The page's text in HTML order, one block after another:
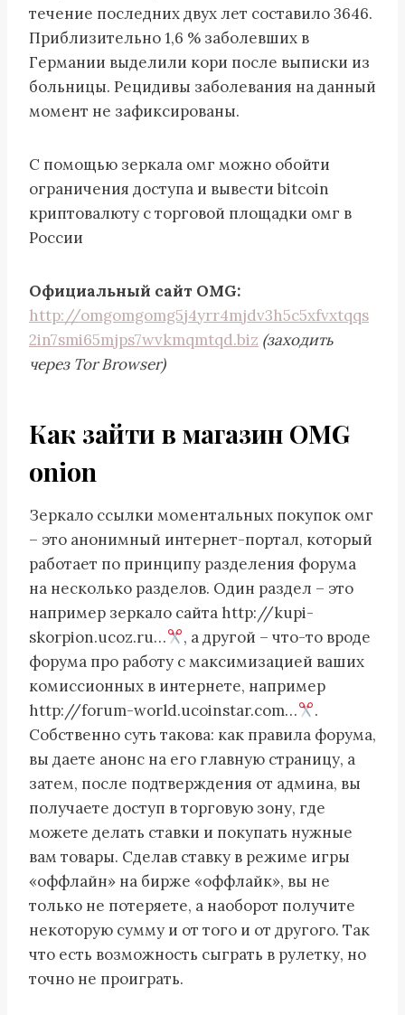
течение последних двух лет составило 3646.
Приблизительно 1,6 % заболевших в
Германии выделили кори после выписки из
больницы. Рецидивы заболевания на данный
момент не зафиксированы.
С помощью зеркала омг можно обойти
ограничения доступа и вывести bitcoin
криптовалюту с торговой площадки омг в
России
Официальный сайт OMG:
http://omgomgomg5j4yrr4mjdv3h5c5xfvxtqqs
2in7smi65mjps7wvkmqmtqd.biz (заходить
через Tor Browser)
Как зайти в магазин OMG
onion
Зеркало ссылки моментальных покупок омг
– это анонимный интернет-портал, который
работает по принципу разделения форума
на несколько разделов. Один раздел – это
например зеркало сайта http://kupi-
skorpion.ucoz.ru…
, а другой – что-то вроде
форума про работу с максимизацией ваших
комиссионных в интернете, например
http://forum-world.ucoinstar.com…
.
Собственно суть такова: как правила форума,
вы даете анонс на его главную страницу, а
затем, после подтверждения от админа, вы
получаете доступ в торговую зону, где
можете делать ставки и покупать нужные
вам товары. Сделав ставку в режиме игры
«оффлайн» на бирже «оффлайк», вы не
только не потеряете, а наоборот получите
некоторую сумму и от того и от другого. Так
что есть возможность сыграть в рулетку, но
точно не проиграть.